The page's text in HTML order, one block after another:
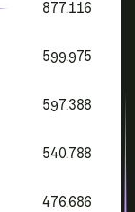
877.116
599.975
597.388
540.788
476.686